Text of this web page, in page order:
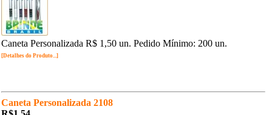
Caneta Personalizada R$ 1,50 un. Pedido Mínimo: 200 un.
[Detalhes do Produto...]
Caneta Personalizada 2108